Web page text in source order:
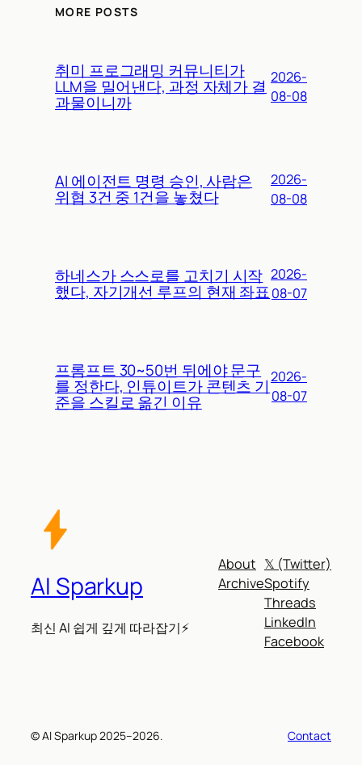
MORE POSTS
취미 프로그래밍 커뮤니티가
LLM을 밀어낸다, 과정 자체가 결
과물이니까
2026-
08-08
AI 에이전트 명령 승인, 사람은
위협 3건 중 1건을 놓쳤다
2026-
08-08
하네스가 스스로를 고치기 시작
했다, 자기개선 루프의 현재 좌표
2026-
08-07
프롬프트 30~50번 뒤에야 문구
를 정한다, 인튜이트가 콘텐츠 기
준을 스킬로 옮긴 이유
2026-
08-07
AI Sparkup
최신 AI 쉽게 깊게 따라잡기⚡
About
Archive
𝕏 (Twitter)
Spotify
Threads
LinkedIn
Facebook
© AI Sparkup 2025–2026. Contact